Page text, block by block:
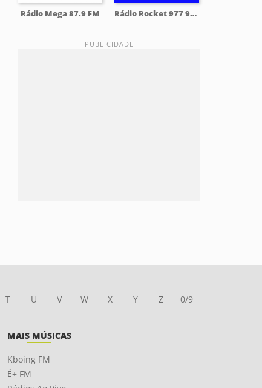
Rádio Mega 87.9 FM Rádio Rocket 977 97.7 FM
T U V W X Y Z 0/9
MAIS MÚSICAS
Kboing FM
É+ FM